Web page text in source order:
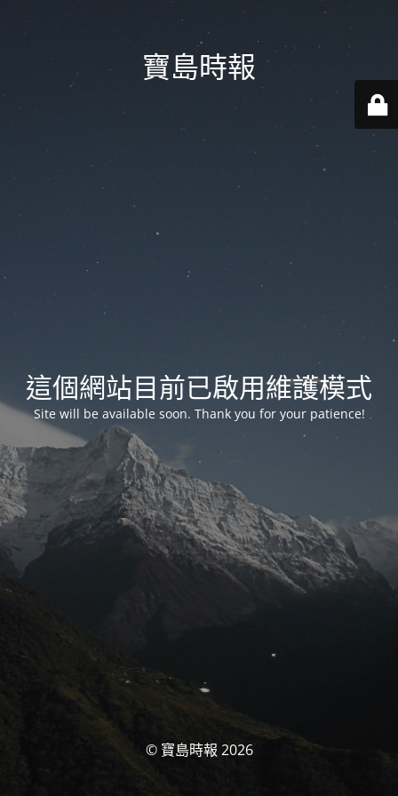
寶島時報
這個網站目前已啟用維護模式
Site will be available soon. Thank you for your patience!
© 寶島時報 2026